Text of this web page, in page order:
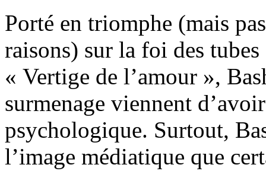
Porté en triomphe (mais
raisons) sur la foi des
« Vertige de l’amour »,
surmenage viennent
psychologique. Surtout,
l’image médiatique que